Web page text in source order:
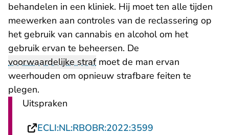
behandelen in een kliniek. Hij moet ten alle tijden
meewerken aan controles van de reclassering op
het gebruik van cannabis en alcohol om het
gebruik ervan te beheersen. De
voorwaardelijke strafmoet de man ervan
weerhouden om opnieuw strafbare feiten te
plegen.
Uitspraken
ECLI:NL:RBOBR:2022:3599